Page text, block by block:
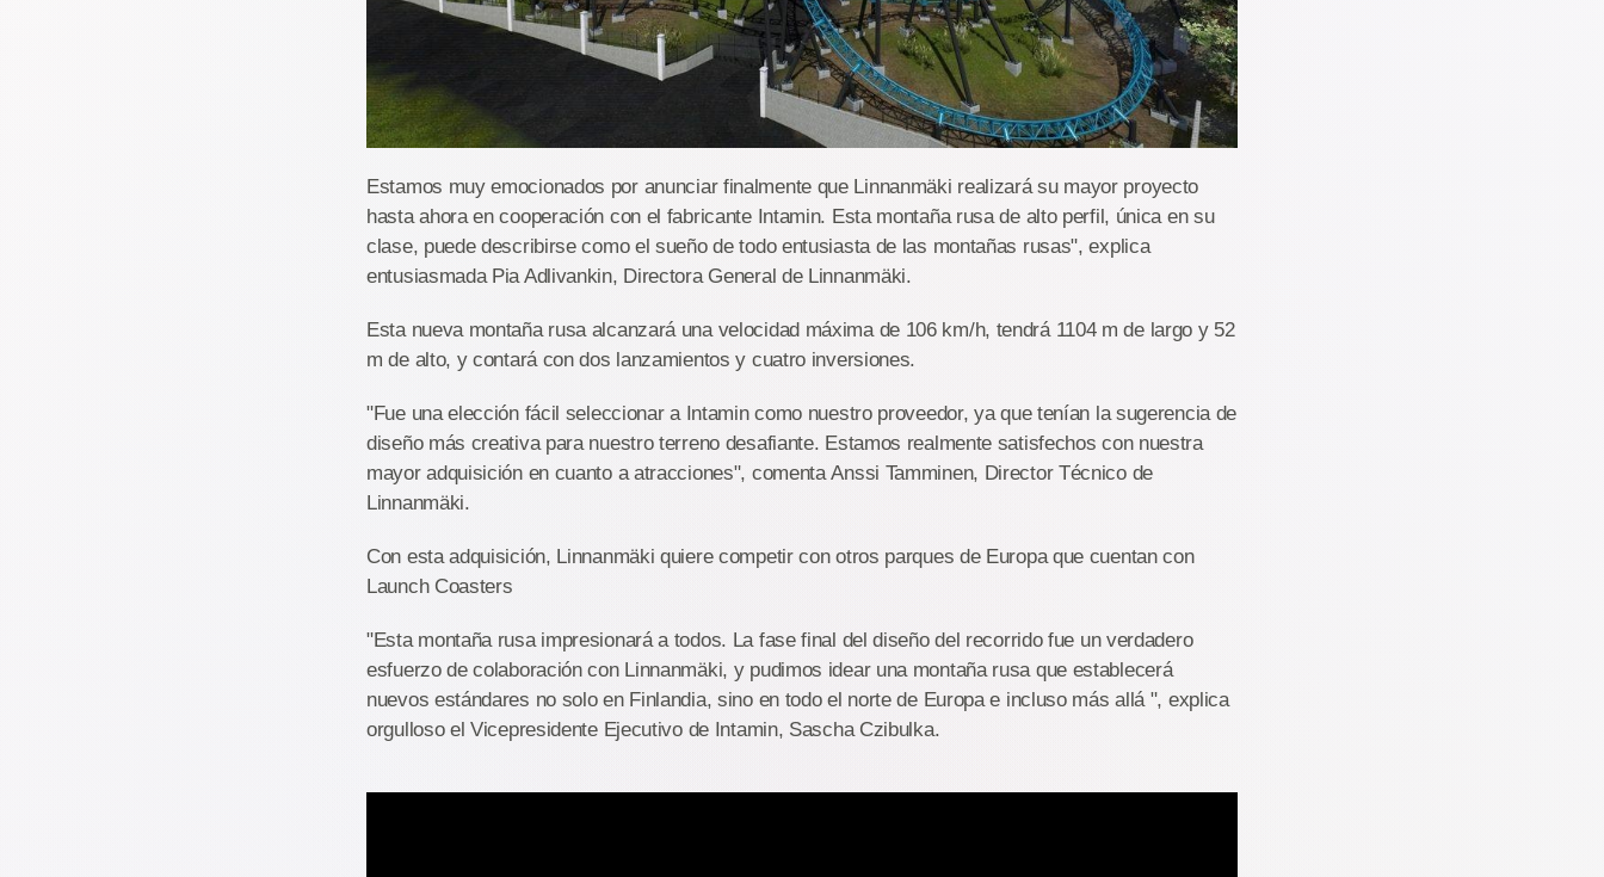
Estamos muy emocionados por anunciar finalmente que Linnanmäki realizará su mayor proyecto
hasta ahora en cooperación con el fabricante Intamin. Esta montaña rusa de alto perfil, única en su
clase, puede describirse como el sueño de todo entusiasta de las montañas rusas", explica
entusiasmada Pia Adlivankin, Directora General de Linnanmäki.
Esta nueva montaña rusa alcanzará una velocidad máxima de 106 km/h, tendrá 1104 m de largo y 52
m de alto, y contará con dos lanzamientos y cuatro inversiones.
"Fue una elección fácil seleccionar a Intamin como nuestro proveedor, ya que tenían la sugerencia de
diseño más creativa para nuestro terreno desafiante. Estamos realmente satisfechos con nuestra
mayor adquisición en cuanto a atracciones", comenta Anssi Tamminen, Director Técnico de
Linnanmäki.
Con esta adquisición, Linnanmäki quiere competir con otros parques de Europa que cuentan con
Launch Coasters
"Esta montaña rusa impresionará a todos. La fase final del diseño del recorrido fue un verdadero
esfuerzo de colaboración con Linnanmäki, y pudimos idear una montaña rusa que establecerá
nuevos estándares no solo en Finlandia, sino en todo el norte de Europa e incluso más allá ", explica
orgulloso el Vicepresidente Ejecutivo de Intamin, Sascha Czibulka.